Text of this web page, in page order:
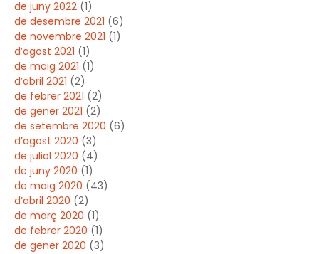
de juny 2022 (1)
de desembre 2021 (6)
de novembre 2021 (1)
d’agost 2021 (1)
de maig 2021 (1)
d’abril 2021 (2)
de febrer 2021 (2)
de gener 2021 (2)
de setembre 2020 (6)
d’agost 2020 (3)
de juliol 2020 (4)
de juny 2020 (1)
de maig 2020 (43)
d’abril 2020 (2)
de març 2020 (1)
de febrer 2020 (1)
de gener 2020 (3)